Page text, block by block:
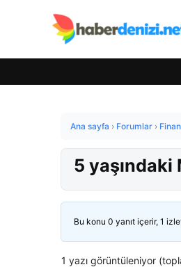
Ana sayfa › Forumlar ›
5
Bu konu 0 yanıt içerir, 1
1 yazı görüntüleniyor